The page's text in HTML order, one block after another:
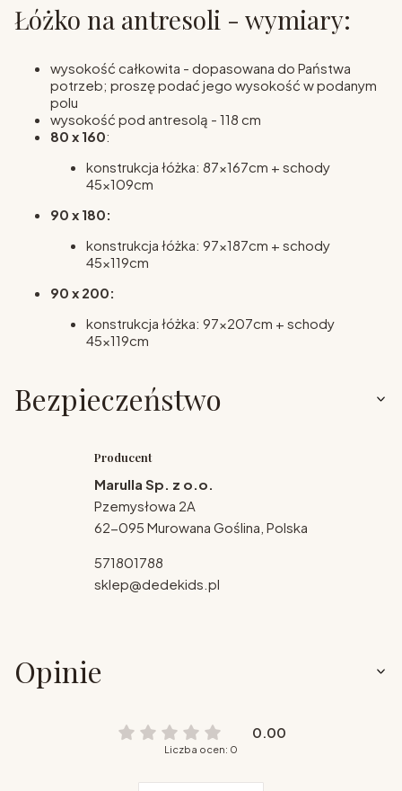
Łóżko na antresoli - wymiary:
wysokość całkowita - dopasowana do Państwa
potrzeb; proszę podać jego wysokość w podanym
polu
wysokość pod antresolą - 118 cm
80 x 160:
konstrukcja łóżka: 87x167cm + schody
45x109cm
90 x 180:
konstrukcja łóżka: 97x187cm + schody
45x119cm
90 x 200:
konstrukcja łóżka: 97x207cm + schody
45x119cm
Bezpieczeństwo
Producent
Marulla Sp. z o.o.
Pzemysłowa 2A
62-095 Murowana Goślina, Polska
571801788
sklep@dedekids.pl
Opinie
0.00
Liczba ocen: 0